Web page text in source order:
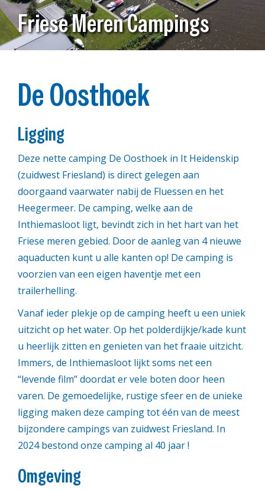
Friese Meren Campings
De Oosthoek
Ligging
Deze nette camping De Oosthoek in It Heidenskip
(zuidwest Friesland) is direct gelegen aan
doorgaand vaarwater nabij de Fluessen en het
Heegermeer. De camping, welke aan de
Inthiemasloot ligt, bevindt zich in het hart van het
Friese meren gebied. Door de aanleg van 4 nieuwe
aquaducten kunt u alle kanten op! De camping is
voorzien van een eigen haventje met een
trailerhelling.
Vanaf ieder plekje op de camping heeft u een uniek
uitzicht op het water. Op het polderdijkje/kade kunt
u heerlijk zitten en genieten van het fraaie uitzicht.
Immers, de Inthiemasloot lijkt soms net een
“levende film” doordat er vele boten door heen
varen. De gemoedelijke, rustige sfeer en de unieke
ligging maken deze camping tot één van de meest
bijzondere campings van zuidwest Friesland. In
2024 bestond onze camping al 40 jaar !
Omgeving